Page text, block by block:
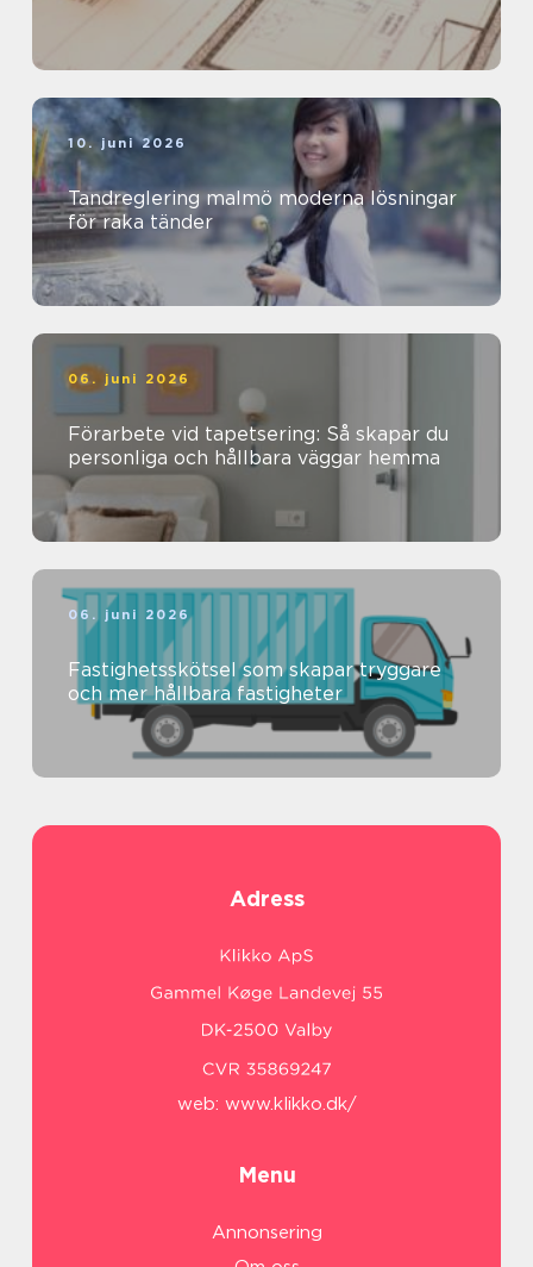
10. juni 2026
Tandreglering malmö moderna lösningar
för raka tänder
06. juni 2026
Förarbete vid tapetsering: Så skapar du
personliga och hållbara väggar hemma
06. juni 2026
Fastighetsskötsel som skapar tryggare
och mer hållbara fastigheter
Adress
web: www.klikko.dk/
Menu
Annonsering